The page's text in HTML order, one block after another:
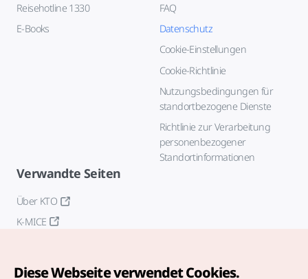
Reisehotline 1330
E-Books
FAQ
Datenschutz
Cookie-Einstellungen
Cookie-Richtlinie
Nutzungsbedingungen für
standortbezogene Dienste
Richtlinie zur Verarbeitung
personenbezogener
Standortinformationen
Verwandte Seiten
Über KTO
K-MICE
Diese Webseite verwendet Cookies.